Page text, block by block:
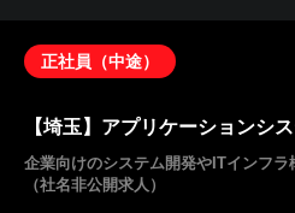
正社員（中途）
【埼玉】アプリケーションシ
企業向けのシステム開発やITインフ
（社名非公開求人）